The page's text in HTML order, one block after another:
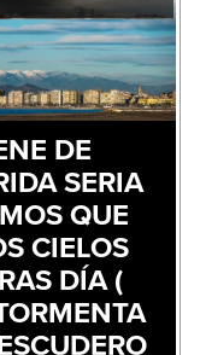
DE
SERIA
QUE
CIELOS
DÍA (